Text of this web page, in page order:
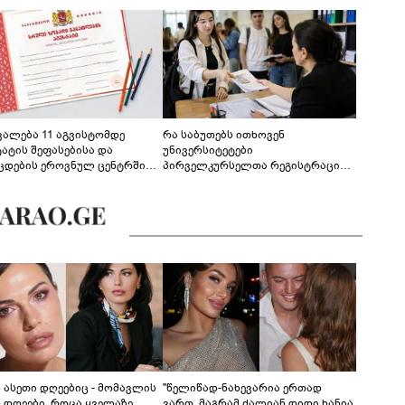
11 აგვისტომდე
შეფასებისა და
ეროვნულ ცენტრში
რა საბუთებს ითხოვენ
უნივერსიტეტები
პირველკურსელთა რეგისტრაციის
ასეთი დღეებიც - მომავლის "წელიწად-ნახევარია ერთად